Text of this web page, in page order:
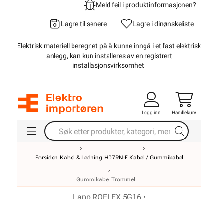
Meld feil i produktinformasjonen?
Lagre til senere Lagre i dinønskeliste
Elektrisk materiell beregnet på å kunne inngå i et fast elektrisk
anlegg, kan kun installeres av en registrert
installasjonsvirksomhet.
Logg inn Handlekurv
Forsiden Kabel & Ledning H07RN-F Kabel / Gummikabel
Gummikabel Trommel
Lapp ROFLEX 5G16 •